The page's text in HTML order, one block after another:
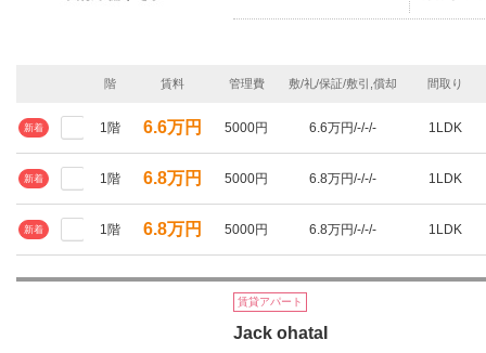
階 賃料 管理費 敷/礼/保証/敷引,償却 間取り
新着 1階 6.6万円 5000円 6.6万円/-/-/- 1LDK
新着 1階 6.8万円 5000円 6.8万円/-/-/- 1LDK
新着 1階 6.8万円 5000円 6.8万円/-/-/- 1LDK
賃貸アパート
Jack ohataI